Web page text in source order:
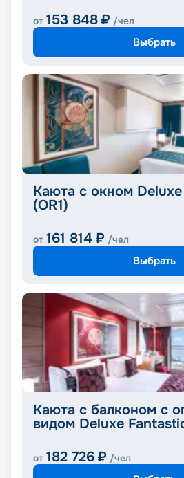
от 153 848 ₽ /чел
Выбрать
Каюта с окном
(OR1)
от 161 814 ₽ /чел
Выбрать
Каюта с балконом с
видом Deluxe
от 182 726 ₽ /чел